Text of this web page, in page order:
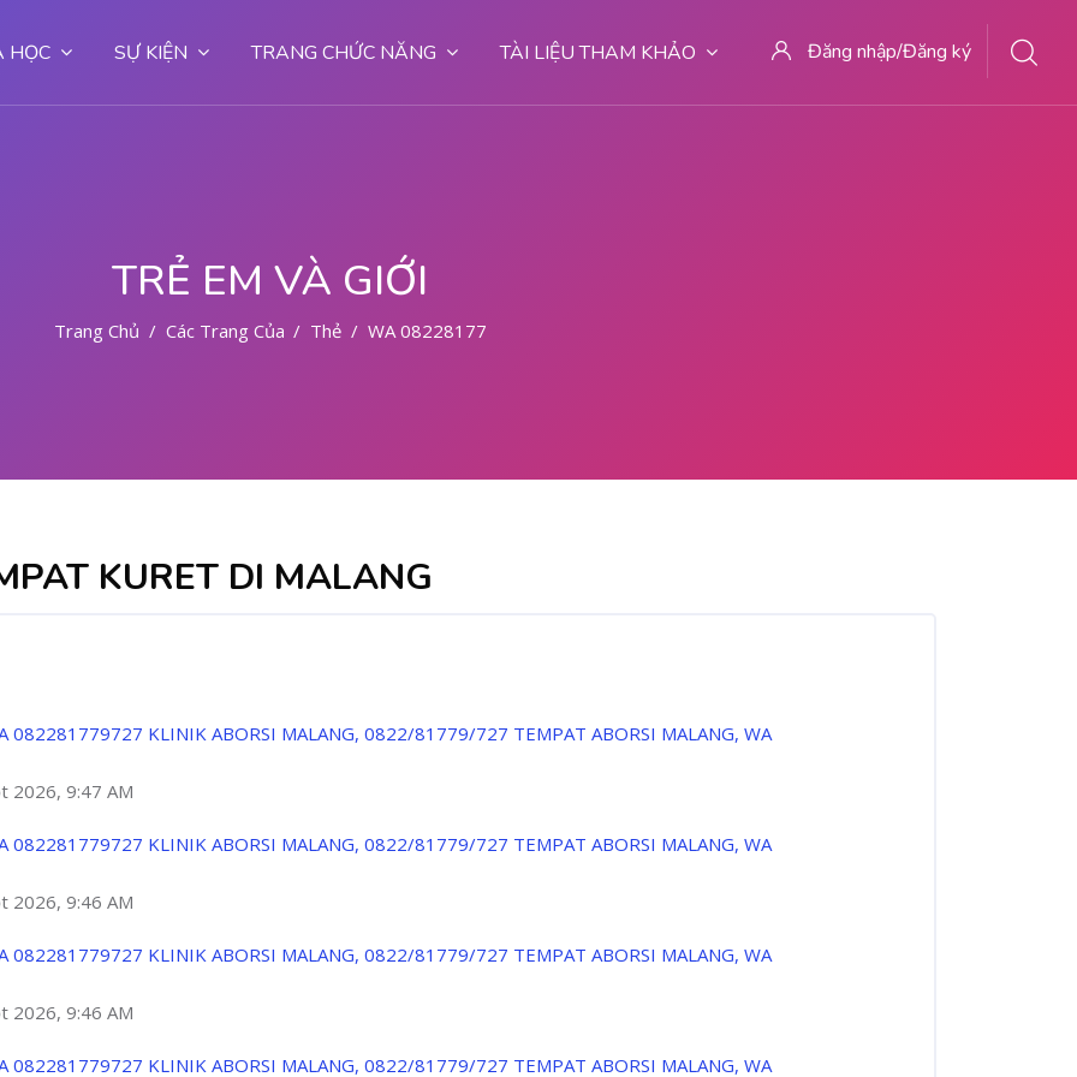
HỌC SỰ KIỆN TRANG CHỨC NĂNG TÀI LIỆU THAM KHẢO Đăng nhập/Đăng ký
TRẺ EM VÀ GIỚI
Trang Chủ Các Trang Của Hệ Thống
Thẻ WA 082281779727 TEMPAT KURET DI MALANG
KURET DI MALANG
082281779727 KLINIK ABORSI MALANG, 0822/81779/727 TEMPAT ABORSI MALANG, WA
2026, 9:47 AM
082281779727 KLINIK ABORSI MALANG, 0822/81779/727 TEMPAT ABORSI MALANG, WA
2026, 9:46 AM
082281779727 KLINIK ABORSI MALANG, 0822/81779/727 TEMPAT ABORSI MALANG, WA
2026, 9:46 AM
082281779727 KLINIK ABORSI MALANG, 0822/81779/727 TEMPAT ABORSI MALANG, WA